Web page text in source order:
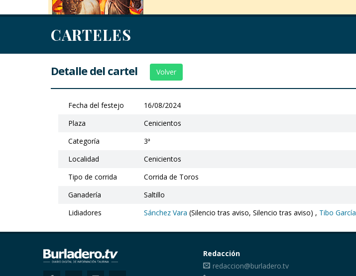
CARTELES
Detalle del cartel Volver
Fecha del festejo
16/08/2024
Plaza
Cenicientos
Categoría
3ª
Localidad
Cenicientos
Tipo de corrida
Corrida de Toros
Ganadería
Saltillo
Lidiadores
Sánchez Vara (Silencio tras aviso, Silencio tras aviso) , Tibo García
Redacción
redaccion@burladero.tv